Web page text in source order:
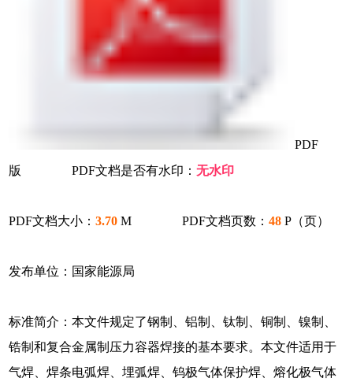
PDF
版 PDF文档是否有水印：无水印
PDF文档大小：3.70 M PDF文档页数：48 P（页）
发布单位：国家能源局
标准简介：本文件规定了钢制、铝制、钛制、铜制、镍制、
锆制和复合金属制压力容器焊接的基本要求。本文件适用于
气焊、焊条电弧焊、埋弧焊、钨极气体保护焊、熔化极气体